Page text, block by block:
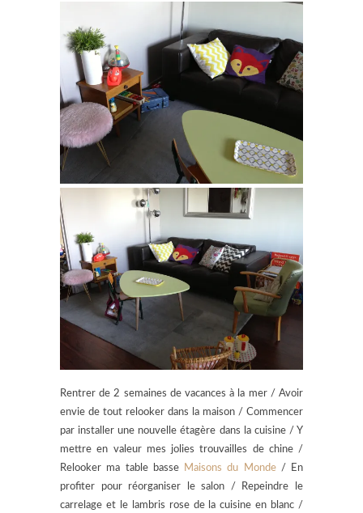
Rentrer de 2 semaines de vacances à la mer / Avoir
envie de tout relooker dans la maison / Commencer
par installer une nouvelle étagère dans la cuisine / Y
mettre en valeur mes jolies trouvailles de chine /
Relooker ma table basse
Maisons du Monde/ En
profiter pour réorganiser le salon / Repeindre le
carrelage et le lambris rose de la cuisine en blanc /